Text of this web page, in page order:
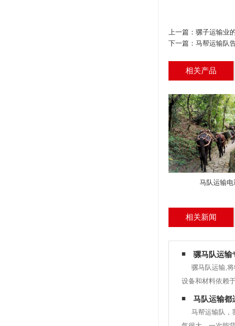
上一篇： 骡子运输业
下一篇： 马帮运输队
相关产品
马队运输电
相关新闻
骡马队运输
骡马队运输,
设备和材料依赖
输劳务有限公司
实就是生命，顾
马队运输都
马帮运输队，